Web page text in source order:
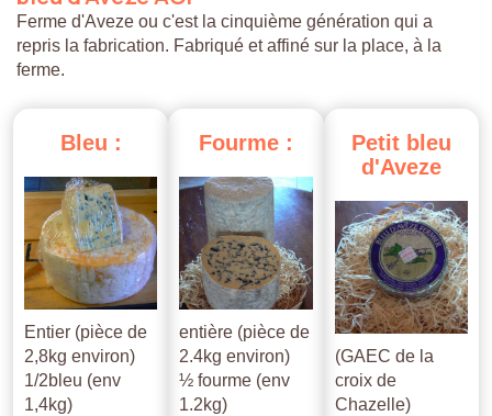
Ferme d'Aveze ou c'est la cinquième génération qui a
repris la fabrication. Fabriqué et affiné sur la place, à la
ferme.
Bleu :
Entier (pièce de
2,8kg environ)
1/2bleu (env
1,4kg)
Fourme :
entière (pièce de
2.4kg environ)
½ fourme (env
1.2kg)
Petit bleu
d'Aveze
(GAEC de la
croix de
Chazelle)